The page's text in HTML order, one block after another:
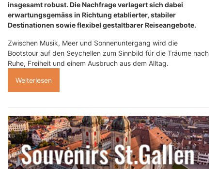
insgesamt robust. Die Nachfrage verlagert sich dabei
erwartungsgemäss in Richtung etablierter, stabiler
Destinationen sowie flexibel gestaltbarer Reiseangebote.
Zwischen Musik, Meer und Sonnenuntergang wird die
Bootstour auf den Seychellen zum Sinnbild für die Träume nach
Ruhe, Freiheit und einem Ausbruch aus dem Alltag.
Weiterlesen